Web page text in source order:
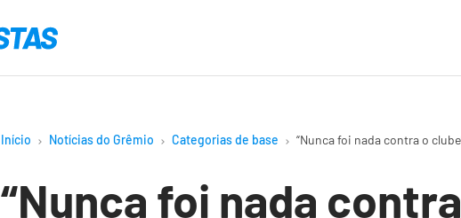
Início Notícias do Grêmio Categorias de base “Nunca foi nada contra o
“Nunca foi nada